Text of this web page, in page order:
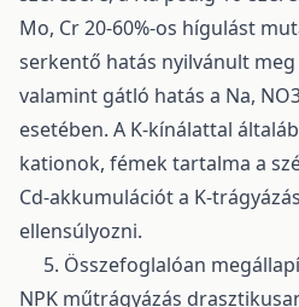
Mo, Cr 20-60%-os hígulást
serkentő hatás nyilvánult meg
valamint gátló hatás a Na,
esetében. A K-kínálattal
kationok, fémek tartalma a
Cd-akkumulációt a K-
ellensúlyozni.
5. Összefoglalóan
NPK műtrágyázás